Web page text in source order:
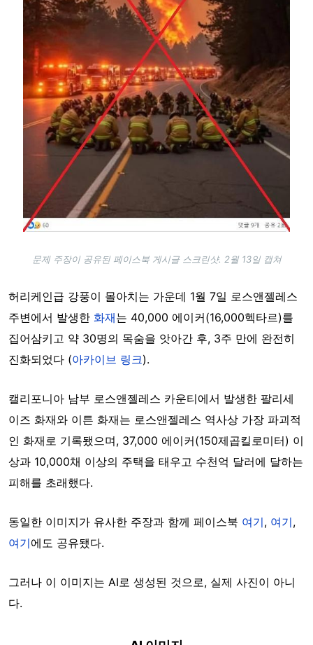
문제 주장이 공유된 페이스북 게시글 스크린샷. 2월 13일 캡쳐
허리케인급 강풍이 몰아치는 가운데 1월 7일 로스앤젤레스
주변에서 발생한 화재는 40,000 에이커(16,000헥타르)를
집어삼키고 약 30명의 목숨을 앗아간 후, 3주 만에 완전히
진화되었다 (아카이브 링크).
캘리포니아 남부 로스앤젤레스 카운티에서 발생한 팔리세
이즈 화재와 이튼 화재는 로스앤젤레스 역사상 가장 파괴적
인 화재로 기록됐으며, 37,000 에이커(150제곱킬로미터) 이
상과 10,000채 이상의 주택을 태우고 수천억 달러에 달하는
피해를 초래했다.
동일한 이미지가 유사한 주장과 함께 페이스북 여기, 여기,
여기에도 공유됐다.
그러나 이 이미지는 AI로 생성된 것으로, 실제 사진이 아니
다.